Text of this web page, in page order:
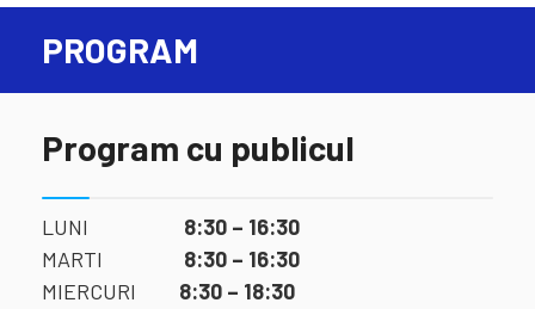
PROGRAM
Program cu publicul
LUNI 8:30 – 16:30
MARTI 8:30 – 16:30
MIERCURI 8:30 – 18:30